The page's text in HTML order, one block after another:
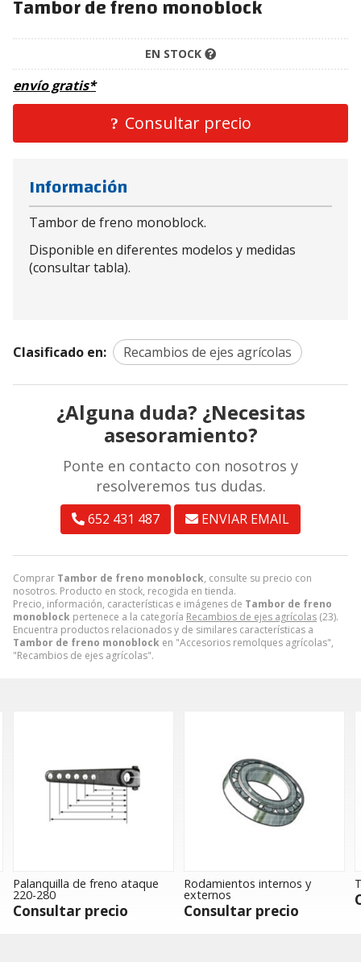
Tambor de freno monoblock
EN STOCK
envío gratis*
Consultar precio
Comprar Tambor de freno monoblock, consulte su precio con
nosotros. Producto en stock, recogida en tienda.
Precio, información, características e imágenes de Tambor de freno
monoblock pertenece a la categoría Recambios de ejes agrícolas (23).
Encuentra productos relacionados y de similares características a
Tambor de freno monoblock en "Accesorios remolques agrícolas",
"Recambios de ejes agrícolas".
Información
Tambor de freno monoblock.
Disponible en diferentes modelos y medidas
(consultar tabla).
Clasificado en: Recambios de ejes agrícolas
¿Alguna duda? ¿Necesitas
asesoramiento?
Ponte en contacto con nosotros y
resolveremos tus dudas.
652 431 487 ENVIAR EMAIL
Palanquilla de freno ataque
220-280
Consultar precio
Rodamientos internos y
externos
Consultar precio